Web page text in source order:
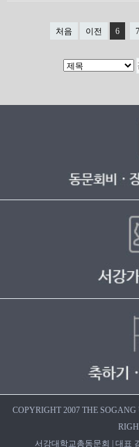
처음 이전 6 7
COPYRIGHT 2007 THE
서강대학교총동문회 | 대표